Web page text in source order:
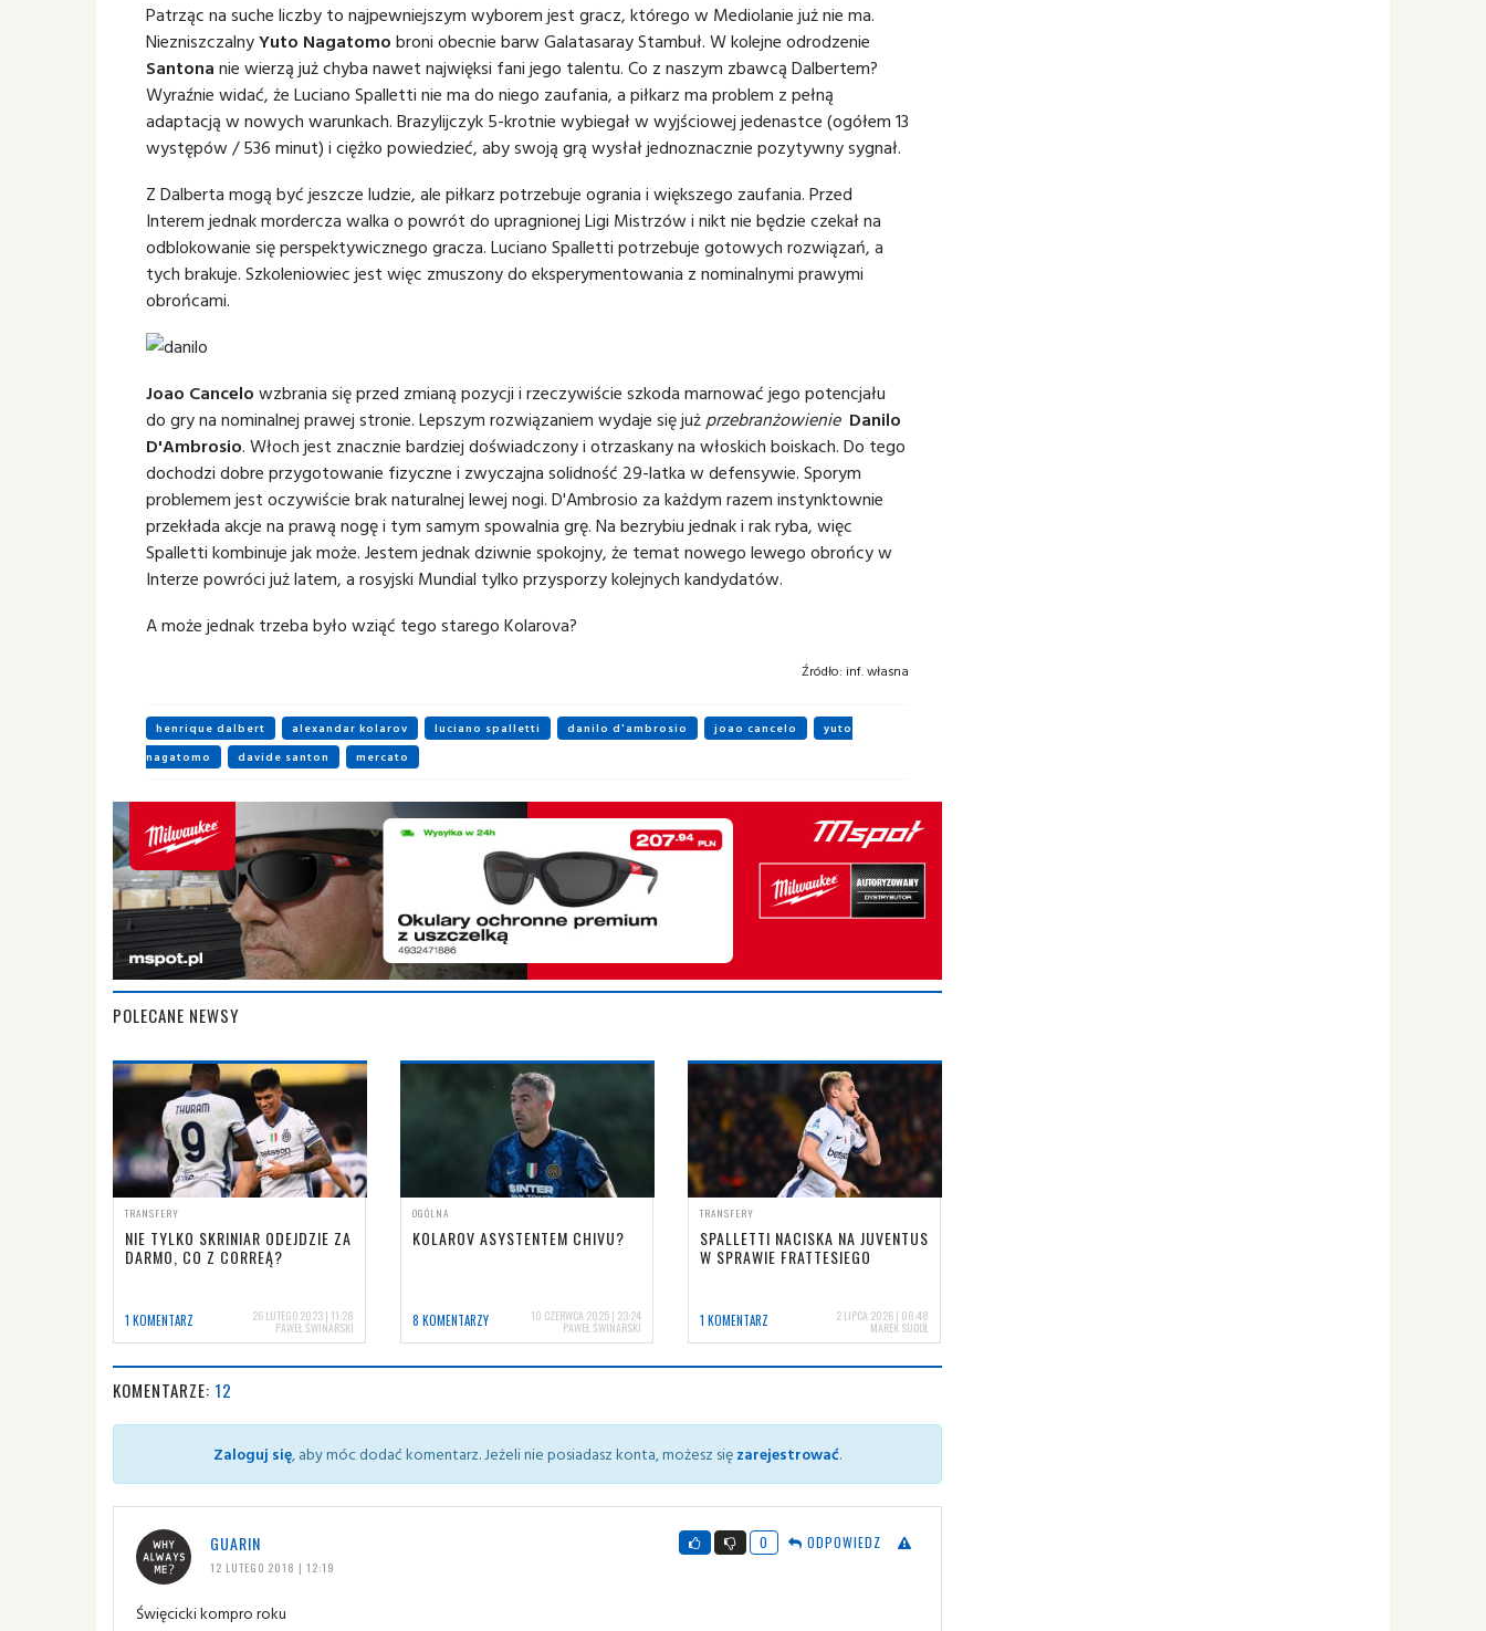
Patrząc na suche liczby to najpewniejszym wyborem jest gracz, którego w Mediolanie już nie ma.
NiezniszczalnyYuto Nagatomo broni obecnie barw Galatasaray Stambuł. W kolejne odrodzenie
Santona nie wierzą już chyba nawet najwięksi fani jego talentu. Co z naszym zbawcą Dalbertem?
Wyraźnie widać, że Luciano Spalletti nie ma do niego zaufania, a piłkarz ma problem z pełną
adaptacją w nowych warunkach. Brazylijczyk 5-krotnie wybiegał w wyjściowej jedenastce (ogółem 13
występów / 536 minut) i ciężko powiedzieć, aby swoją grą wysłał jednoznacznie pozytywny sygnał.
Z Dalberta mogą być jeszcze ludzie, ale piłkarz potrzebuje ogrania i większego zaufania. Przed
Interem jednak mordercza walka o powrót do upragnionej Ligi Mistrzów i nikt nie będzie czekał na
odblokowanie się perspektywicznego gracza. Luciano Spalletti potrzebuje gotowych rozwiązań, a
tych brakuje. Szkoleniowiec jest więc zmuszony do eksperymentowania z nominalnymi prawymi
obrońcami.
Joao Cancelo wzbrania się przed zmianą pozycji i rzeczywiście szkoda marnować jego potencjału
do gry na nominalnej prawej stronie. Lepszym rozwiązaniem wydaje się już przebranżowienie Danilo
D'Ambrosio. Włoch jest znacznie bardziej doświadczony i otrzaskany na włoskich boiskach. Do tego
dochodzi dobre przygotowanie fizyczne i zwyczajna solidność 29-latka w defensywie. Sporym
problemem jest oczywiście brak naturalnej lewej nogi. D'Ambrosio za każdym razem instynktownie
przekłada akcje na prawą nogę i tym samym spowalnia grę. Na bezrybiu jednak i rak ryba, więc
Spalletti kombinuje jak może. Jestem jednak dziwnie spokojny, że temat nowego lewego obrońcy w
Interze powróci już latem, a rosyjski Mundial tylko przysporzy kolejnych kandydatów.
A może jednak trzeba było wziąć tego starego Kolarova?
Źródło: inf. własna
henrique dalbert alexandar kolarov luciano spalletti danilo d'ambrosio joao cancelo
yuto
nagatomo
davide santon mercato
POLECANE NEWSY
TRANSFERY
NIE TYLKO SKRINIAR ODEJDZIE ZA
DARMO, CO Z CORREĄ?
1 KOMENTARZ 26 LUTEGO 2023 | 11:28
PAWEŁ ŚWINARSKI
OGÓLNA
KOLAROV ASYSTENTEM CHIVU?
8 KOMENTARZY 10 CZERWCA 2025 | 23:24
PAWEŁ ŚWINARSKI
TRANSFERY
SPALLETTI NACISKA NA JUVENTUS
W SPRAWIE FRATTESIEGO
1 KOMENTARZ 2 LIPCA 2026 | 08:48
MAREK SUDOŁ
KOMENTARZE: 12
Zaloguj się, aby móc dodać komentarz. Jeżeli nie posiadasz konta, możesz sięzarejestrować.
GUARIN
12 LUTEGO 2018 | 12:19
0 ODPOWIEDZ
Święcicki kompro roku